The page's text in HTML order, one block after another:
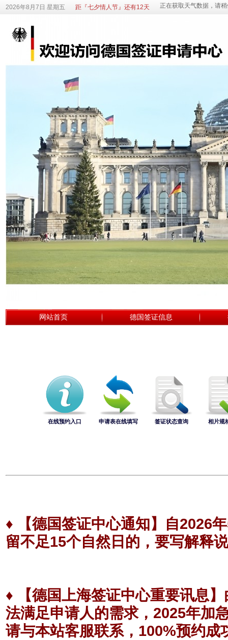
2026年8月7日 星期五 距『七夕情人节』还有12天
网站首页 德国签证信息
在线预约入口 申请表在线填写 签证状态查询 相片规
♦ 【德国签证中心通知】
自2026
留不足15个自然日的，要写解释
♦
【德国上海签证中心重要讯息
法满足申请人的需求，2025年加
请与本站客服联系，100%预约成